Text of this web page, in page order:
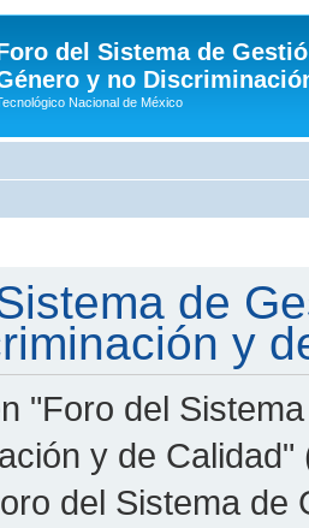
del Sistema de
y no
Nacional de México
de
y
"Foro del
y de
del Sistema de